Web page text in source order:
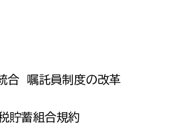
に関わりたい
市部
市政策課
市計画課
合 嘱託員制度の改革
貯蓄組合規約